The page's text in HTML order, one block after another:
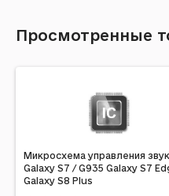
Просмотренные
Микросхема управления
Galaxy S7 / G935 Galaxy S7
Galaxy S8 Plus